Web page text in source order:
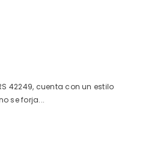
42249, cuenta con un estilo
se forja...